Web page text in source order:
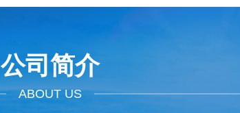
公司简介
ABOUT US